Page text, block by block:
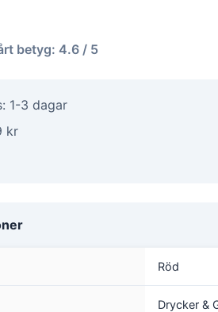
betyg: 4.6 / 5
1-3 dagar
kr
Röd
Drycker &